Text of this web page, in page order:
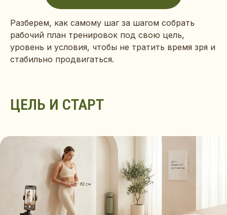
Разберем, как самому шаг за шагом собрать
рабочий план тренировок под свою цель,
уровень и условия, чтобы не тратить время зря и
стабильно продвигаться.
ЦЕЛЬ И СТАРТ